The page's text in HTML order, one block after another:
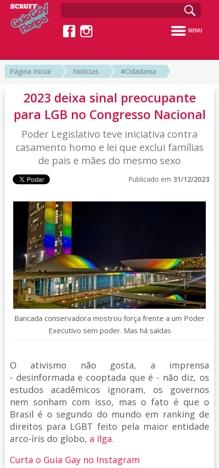
MENU
Página Inicial Notícias #Cidadania
2023 deixa sinal preocupante
para LGB no Congresso Nacional
Poder Legislativo teve iniciativa contra
casamento homo e lei que exclui famílias
de pais e mães do mesmo sexo
Publicado em 31/12/2023
Bancada conservadora mostrou força frente a um Poder
Executivo sem poder. Mas há saídas
O ativismo não gosta, a imprensa
- desinformada e cooptada que é - não diz, os
estudos acadêmicos ignoram, os governos
nem sonham com isso, mas o fato é que o
Brasil é o segundo do mundo em ranking de
direitos para LGBT feito pela maior entidade
arco-íris do globo, a Ilga.
Curta o Guia Gay no Instagram